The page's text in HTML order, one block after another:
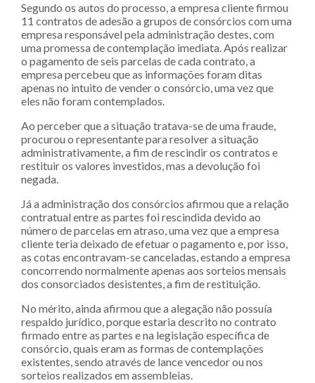
Segundo os autos do processo, a empresa cliente firmou
11 contratos de adesão a grupos de consórcios com uma
empresa responsável pela administração destes, com
uma promessa de contemplação imediata. Após realizar
o pagamento de seis parcelas de cada contrato, a
empresa percebeu que as informações foram ditas
apenas no intuito de vender o consórcio, uma vez que
eles não foram contemplados.
Ao perceber que a situação tratava-se de uma fraude,
procurou o representante para resolver a situação
administrativamente, a fim de rescindir os contratos e
restituir os valores investidos, mas a devolução foi
negada.
Já a administração dos consórcios afirmou que a relação
contratual entre as partes foi rescindida devido ao
número de parcelas em atraso, uma vez que a empresa
cliente teria deixado de efetuar o pagamento e, por isso,
as cotas encontravam-se canceladas, estando a empresa
concorrendo normalmente apenas aos sorteios mensais
dos consorciados desistentes, a fim de restituição.
No mérito, ainda afirmou que a alegação não possuía
respaldo jurídico, porque estaria descrito no contrato
firmado entre as partes e na legislação específica de
consórcio, quais eram as formas de contemplações
existentes, sendo através de lance vencedor ou nos
sorteios realizados em assembleias.